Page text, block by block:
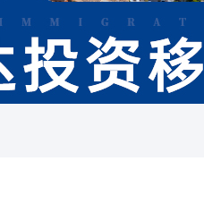
移民项目
目
家园计划